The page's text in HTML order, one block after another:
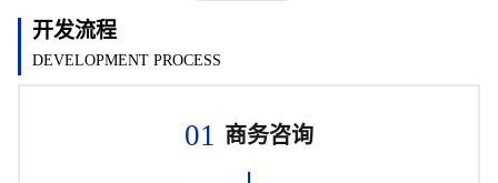
开发流程
DEVELOPMENT PROCESS
01 商务咨询